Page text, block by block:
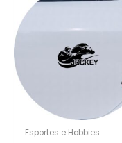
Esportes e Hobbies